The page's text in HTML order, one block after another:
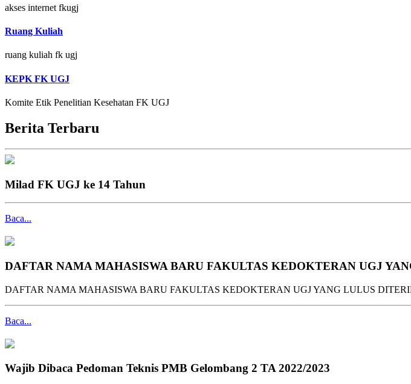
akses internet fkugj
Ruang Kuliah
ruang kuliah fk ugj
KEPK FK UGJ
Komite Etik Penelitian Kesehatan FK UGJ
Berita Terbaru
Milad FK UGJ ke 14 Tahun
Baca...
DAFTAR NAMA MAHASISWA BARU FAKULTAS KEDOKTERAN UGJ
DAFTAR NAMA MAHASISWA BARU FAKULTAS KEDOKTERAN UGJ YANG LULUS
Baca...
Wajib Dibaca Pedoman Teknis PMB Gelombang 2 TA 2022/2023